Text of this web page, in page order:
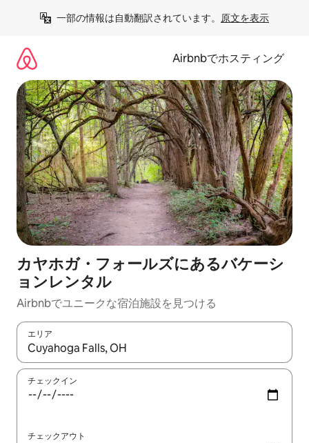
一部の情報は自動翻訳されています。 原文を表示
Airbnbでホスティング
カヤホガ・フォールズにあるバケーシ
ョンレンタル
Airbnbでユニークな宿泊施設を見つける
エリア
検索結果が表示されたら、上下の矢印キーを使って移動するか
チェックイン
チェックアウト